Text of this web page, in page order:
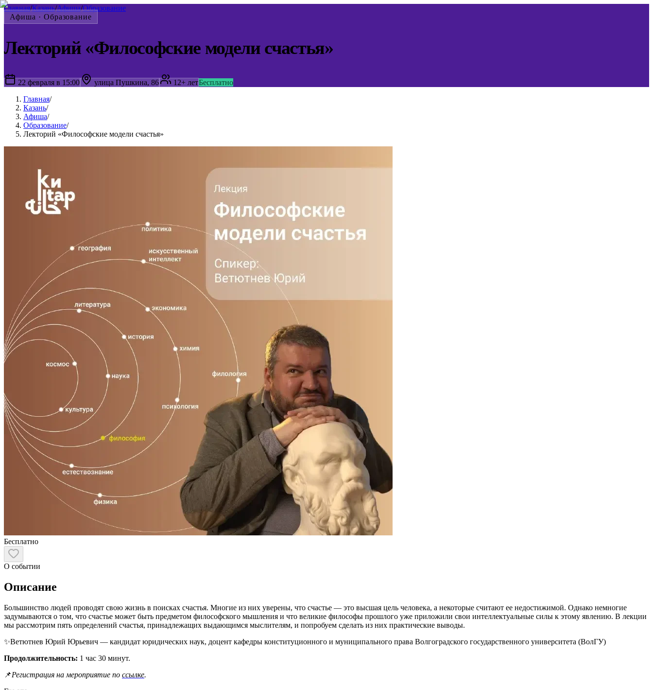
Главная/Казань/Афиша/Образование
Афиша · Образование
Лекторий «Философские модели счастья»
22 февраля в 15:00 улица Пушкина, 86 12+ летБесплатно
Главная/
Казань/
Афиша/
Образование/
Лекторий «Философские модели счастья»
Бесплатно
О событии
Описание
Большинство людей проводят свою жизнь в поисках счастья. Многие из них уверены, что счастье — это высшая цель человека, а некоторые считают ее недостижимой. Однако немногие
задумываются о том, что счастье может быть предметом философского мышления и что великие философы прошлого уже приложили свои интеллектуальные силы к этому явлению. В лекции
мы рассмотрим пять определений счастья, принадлежащих выдающимся мыслителям, и попробуем сделать из них практические выводы.
✨Ветютнев Юрий Юрьевич — кандидат юридических наук, доцент кафедры конституционного и муниципального права Волгоградского государственного университета (ВолГУ)
Продолжительность: 1 час 30 минут.
📌Регистрация на мероприятие по ссылке.